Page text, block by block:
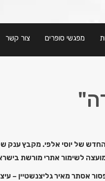
מפגשי סופרים צור קשר
של יוסי אלפי. מקבץ ענק
לשימור אתרי מורשת
אסתר מאיר גליצנשטיין –